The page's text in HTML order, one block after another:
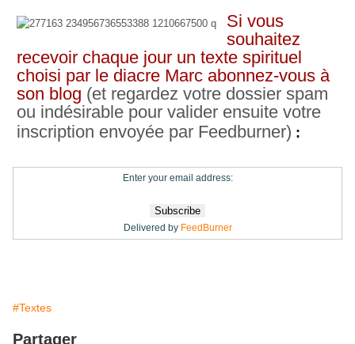
Si vous
souhaitez
recevoir chaque jour un texte spirituel
choisi par le diacre Marc abonnez-vous à
son blog (et regardez votre dossier spam
ou indésirable pour valider ensuite votre
inscription envoyée par Feedburner) :
Enter your email address:
Delivered by FeedBurner
#Textes
Partager